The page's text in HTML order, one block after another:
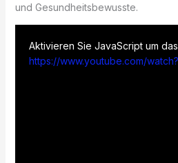
und Gesundheitsbewusste.
Aktivieren Sie JavaScript um
https://www.youtube.com/